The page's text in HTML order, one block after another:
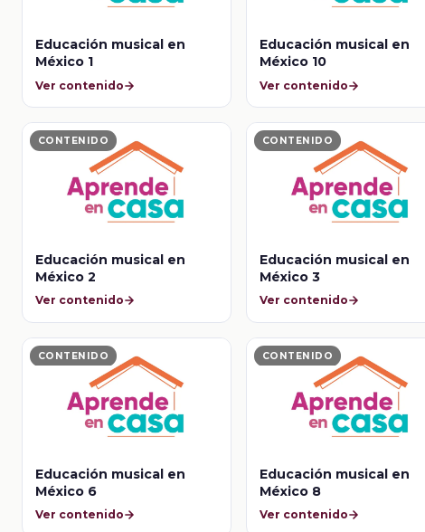
Educación musical en
México 1
Ver contenido
Educación musical en
México 10
Ver contenido
CONTENIDO
Educación musical en
México 2
Ver contenido
CONTENIDO
Educación musical en
México 3
Ver contenido
CONTENIDO
Educación musical en
México 6
Ver contenido
CONTENIDO
Educación musical en
México 8
Ver contenido